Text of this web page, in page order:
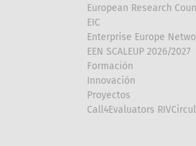
European Research
EIC
Enterprise Europe
EEN SCALEUP 2026/2027
Formación
Innovación
Proyectos
Call4Evaluators